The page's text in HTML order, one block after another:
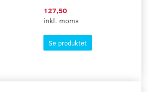
127,50
inkl. moms
Se produktet